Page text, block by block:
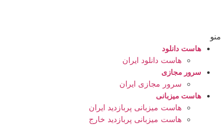
منو
هاست دانلود
هاست دانلود ایران
سرور مجازی
سرور مجازی ایران
هاست میزبانی
هاست میزبانی پربازدید ایران
هاست میزبانی پربازدید خارج